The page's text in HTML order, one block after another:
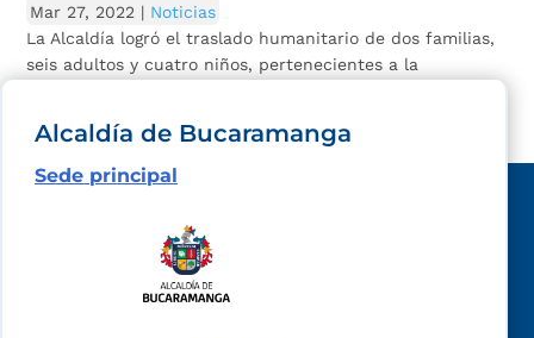
Mar 27, 2022 | Noticias
La Alcaldía logró el traslado humanitario de dos familias,
seis adultos y cuatro niños, pertenecientes a la
Alcaldía de Bucaramanga
Sede principal